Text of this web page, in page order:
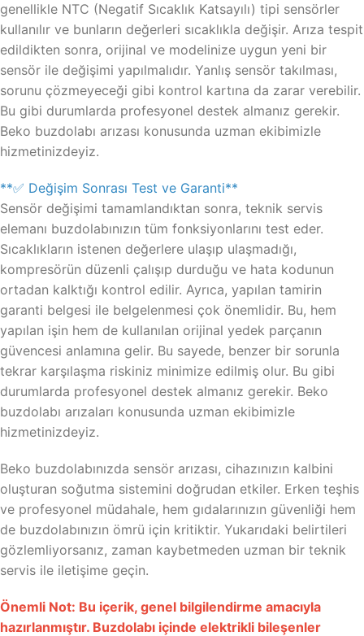
genellikle NTC (Negatif Sıcaklık Katsayılı) tipi sensörler
kullanılır ve bunların değerleri sıcaklıkla değişir. Arıza tespit
edildikten sonra, orijinal ve modelinize uygun yeni bir
sensör ile değişimi yapılmalıdır. Yanlış sensör takılması,
sorunu çözmeyeceği gibi kontrol kartına da zarar verebilir.
Bu gibi durumlarda profesyonel destek almanız gerekir.
Beko buzdolabı arızası konusunda uzman ekibimizle
hizmetinizdeyiz.
**✅ Değişim Sonrası Test ve Garanti**
Sensör değişimi tamamlandıktan sonra, teknik servis
elemanı buzdolabınızın tüm fonksiyonlarını test eder.
Sıcaklıkların istenen değerlere ulaşıp ulaşmadığı,
kompresörün düzenli çalışıp durduğu ve hata kodunun
ortadan kalktığı kontrol edilir. Ayrıca, yapılan tamirin
garanti belgesi ile belgelenmesi çok önemlidir. Bu, hem
yapılan işin hem de kullanılan orijinal yedek parçanın
güvencesi anlamına gelir. Bu sayede, benzer bir sorunla
tekrar karşılaşma riskiniz minimize edilmiş olur. Bu gibi
durumlarda profesyonel destek almanız gerekir. Beko
buzdolabı arızaları konusunda uzman ekibimizle
hizmetinizdeyiz.
Beko buzdolabınızda sensör arızası, cihazınızın kalbini
oluşturan soğutma sistemini doğrudan etkiler. Erken teşhis
ve profesyonel müdahale, hem gıdalarınızın güvenliği hem
de buzdolabınızın ömrü için kritiktir. Yukarıdaki belirtileri
gözlemliyorsanız, zaman kaybetmeden uzman bir teknik
servis ile iletişime geçin.
Önemli Not: Bu içerik, genel bilgilendirme amacıyla
hazırlanmıştır. Buzdolabı içinde elektrikli bileşenler